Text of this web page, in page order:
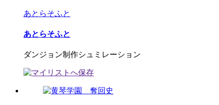
あとらそふと
あとらそふと
ダンジョン制作シュミレーション